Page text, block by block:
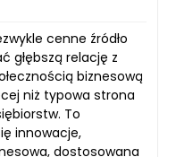
cenne źródło
głębszą relację z
biznesową
niż typowa strona
To
innowacje,
dostosowana